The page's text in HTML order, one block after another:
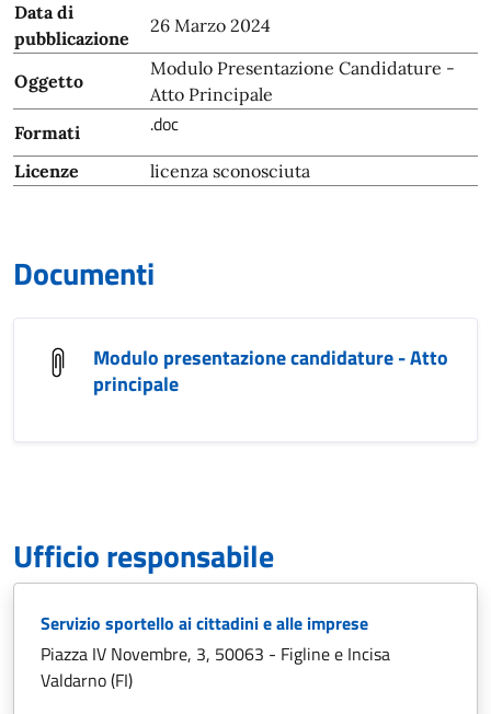
Data di
pubblicazione
26 Marzo 2024
Oggetto
Modulo Presentazione Candidature -
Atto Principale
Formati
.doc
Licenze licenza sconosciuta
Documenti
Modulo presentazione candidature - Atto
principale
Ufficio responsabile
Servizio sportello ai cittadini e alle imprese
Piazza IV Novembre, 3, 50063 - Figline e Incisa
Valdarno (FI)